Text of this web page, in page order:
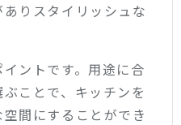
りスタイリッシュな
ントです。用途に合
ことで、キッチンを
間にすることができ